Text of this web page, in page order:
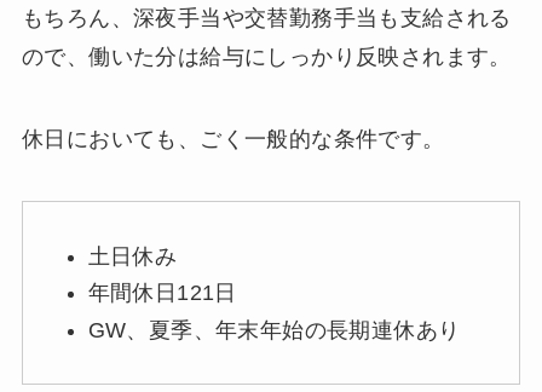
もちろん、深夜手当や交替勤務手当も支給される
ので、働いた分は給与にしっかり反映されます。
休日においても、ごく一般的な条件です。
土日休み
年間休日121日
GW、夏季、年末年始の長期連休あり